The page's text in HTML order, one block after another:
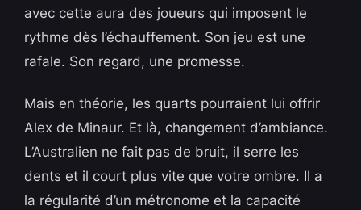
avec cette aura des joueurs qui imposent le
rythme dès l’échauffement. Son jeu est une
rafale. Son regard, une promesse.
Mais en théorie, les quarts pourraient lui offrir
Alex de Minaur. Et là, changement d’ambiance.
L’Australien ne fait pas de bruit, il serre les
dents et il court plus vite que votre ombre. Il a
la régularité d’un métronome et la capacité